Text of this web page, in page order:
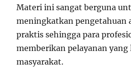
Materi ini sangat berguna
meningkatkan pengetahuan
praktis sehingga para
memberikan pelayanan yang
masyarakat.